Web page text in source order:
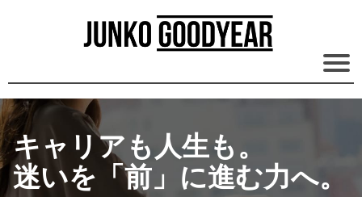
キャリアも人生も。
迷いを「前」に進む力へ。